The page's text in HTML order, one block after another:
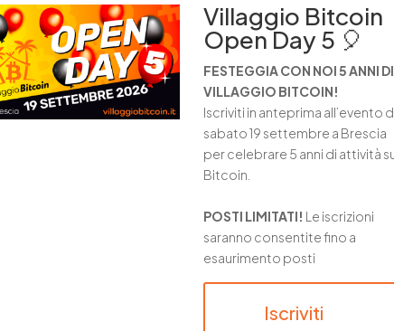
Villaggio Bitcoin
Open Day 5 🎈
FESTEGGIA CON NOI 5 ANNI DI
VILLAGGIO BITCOIN!
Iscriviti in anteprima all’evento
sabato 19 settembre a Brescia
per celebrare 5 anni di attività
Bitcoin.
POSTI LIMITATI! Le iscrizioni
saranno consentite fino a
esaurimento posti
Iscriviti